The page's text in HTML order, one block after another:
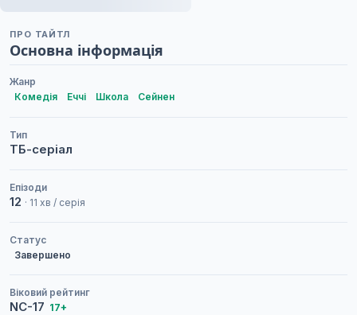
ПРО ТАЙТЛ
Основна інформація
Жанр
Комедія
Еччі Школа Сейнен
Тип
ТБ-серіал
Епізоди
12 · 11 хв / серія
Статус
Завершено
Віковий рейтинг
NC-17 17+